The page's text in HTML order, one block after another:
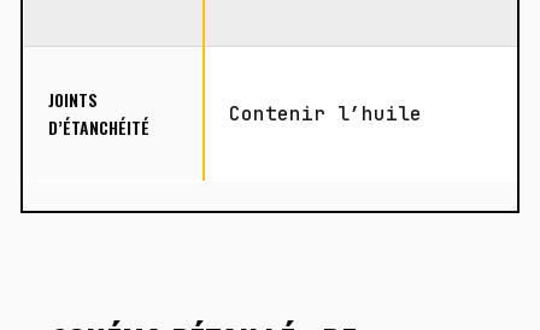
JOINTS
D’ÉTANCHÉITÉ
Contenir l’huile